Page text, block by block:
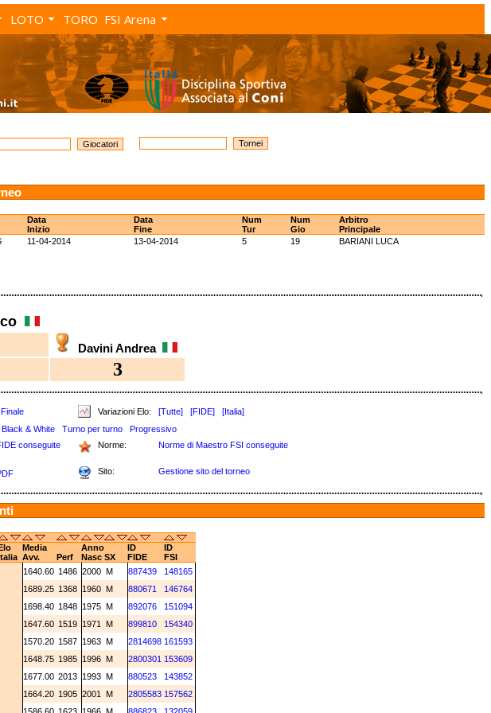
LOTO TORO FSI Arena
Data
Inizio
Data
Fine
Num
Tur
Num
Gio
Arbitro
Principale
11-04-2014 13-04-2014 5 19
BARIANI LUCA
Davini Andrea
3
Variazioni Elo: [Tutte] [FIDE]
[Italia]
Black & White Turno per turno
Progressivo
conseguite Norme: Norme di Maestro FSI conseguite
Sito: Gestione sito del torneo
Media Anno ID
ID
Avv. Perf Nasc SX FIDE
FSI
1640.60 1486 2000 M 887439
148165
1689.25 1368 1960 M 880671
146764
1698.40 1848 1975 M 892076
151094
1647.60 1519 1971 M 899810
154340
1570.20 1587 1963 M 2814698 161593
1648.75 1985 1996 M 2800301 153609
1677.00 2013 1993 M 880523
143852
1664.20 1905 2001 M 2805583 157562